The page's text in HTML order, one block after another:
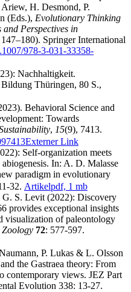
H. Desmond, P.
(Eds.), Evolutionary Thinking
Perspectives in
Springer International
978-3-031-33358-
Nachhaltigkeit.
Thüringen, 80 S.,
Behavioral Science and
Towards
, 15(9), 7413.
Externer Link
Self-organization meets
In: A. D. Malasse
paradigm in evolutionary
32. Artikelpdf, 1 mb
S. Levit (2022): Discovery
provides exceptional insights
visualization of paleontology
Zoology 72: 577-597.
P. Lukas & L. Olsson
the Gastraea theory: From
contemporary views. JEZ Part
Evolution 338: 13-27.